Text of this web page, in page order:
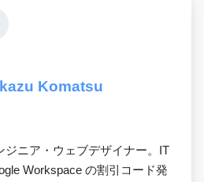
Komatsu
ジニア・ウェブデザイナー。IT
Workspace の割引コード発